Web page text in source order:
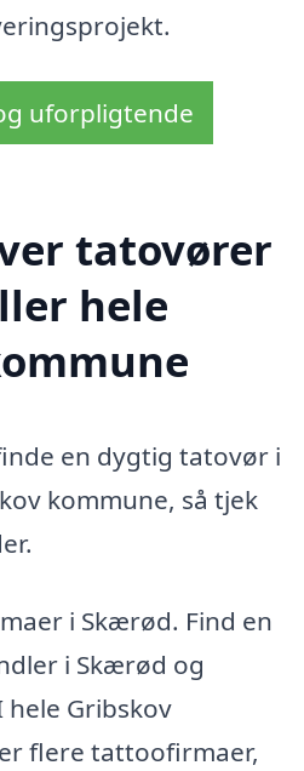
uforpligtende
tatovører
hele
en dygtig tatovør i
kommune, så tjek
i Skærød. Find en
i Skærød og
Gribskov
flere tattoofirmaer,